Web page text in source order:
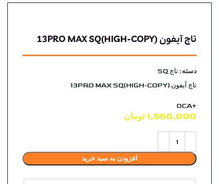
تاچ آیفون 13PRO MAX SQ(HIGH-COPY)
دسته: تاچ SQ
تاچ آیفون 13PRO MAX SQ(HIGH-COPY)
+OCA
1,550,000 تومان
افزودن به سبد خرید